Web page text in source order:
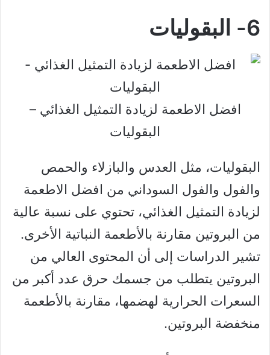
6- البقوليات
افضل الاطعمة لزيادة التمثيل الغذائي –
البقوليات
البقوليات، مثل العدس والبازلاء والحمص
والفول والفول السوداني من افضل الاطعمة
لزيادة التمثيل الغذائي، تحتوي على نسبة عالية
من البروتين مقارنة بالأطعمة النباتية الأخرى.
تشير الدراسات إلى أن المحتوى العالي من
البروتين يتطلب من جسمك حرق عدد أكبر من
السعرات الحرارية لهضمها، مقارنة بالأطعمة
منخفضة البروتين.